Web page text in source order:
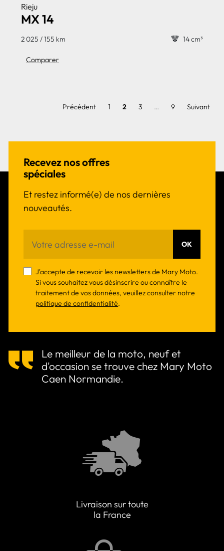
Rieju
MX 14
2 025 / 155 km 14 cm³
Comparer
Précédent 1 2 3 … 9 Suivant
Recevez nos offres
spéciales
Et restez informé(e) de nos dernières
nouveautés.
OK
J'accepte de recevoir les newsletters de Mary Moto.
Si vous souhaitez vous désinscrire ou connaître le
traitement de vos données, veuillez consulter notre
politique de confidentialité.
Le meilleur de la moto, neuf et
d'occasion se trouve chez Mary Moto
Caen Normandie.
Livraison sur toute
la France